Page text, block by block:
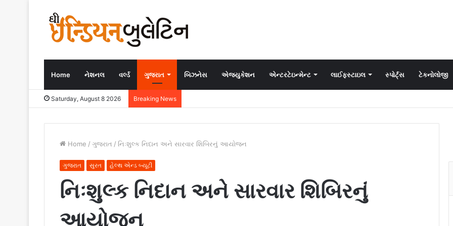
Home નેશનલ વર્લ્ડ ગુજરાત બિઝનેસ એજ્યુકેશન એન્ટરટેઇન્મેન્ટ લાઈફસ્ટાઇલ સ્પોર્ટ્સ ટેકનોલોજી
Saturday, August 8 2026 Breaking News
Home / ગુજરાત / નિઃશુલ્ક નિદાન અને સારવાર શિબિરનું આયોજન
ગુજરાત સુરત હેલ્થ એન્ડ બ્યૂટી
નિઃશુલ્ક નિદાન અને સારવાર શિબિરનું
આયોજન